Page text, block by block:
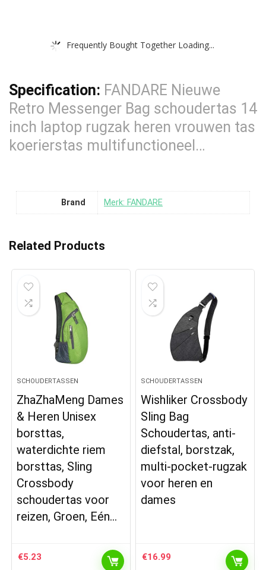
Frequently Bought Together Loading...
Specification: FANDARE Nieuwe
Retro Messenger Bag schoudertas 14
inch laptop rugzak heren vrouwen tas
koerierstas multifunctioneel…
Brand Merk: FANDARE
Related Products
SCHOUDERTASSEN
ZhaZhaMeng Dames
& Heren Unisex
borsttas,
waterdichte riem
borsttas, Sling
Crossbody
schoudertas voor
reizen, Groen, Eén…
€5.23
SCHOUDERTASSEN
Wishliker Crossbody
Sling Bag
Schoudertas, anti-
diefstal, borstzak,
multi-pocket-rugzak
voor heren en
dames
€16.99